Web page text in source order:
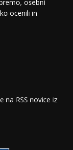
osebni
ocenili in
na RSS novice iz